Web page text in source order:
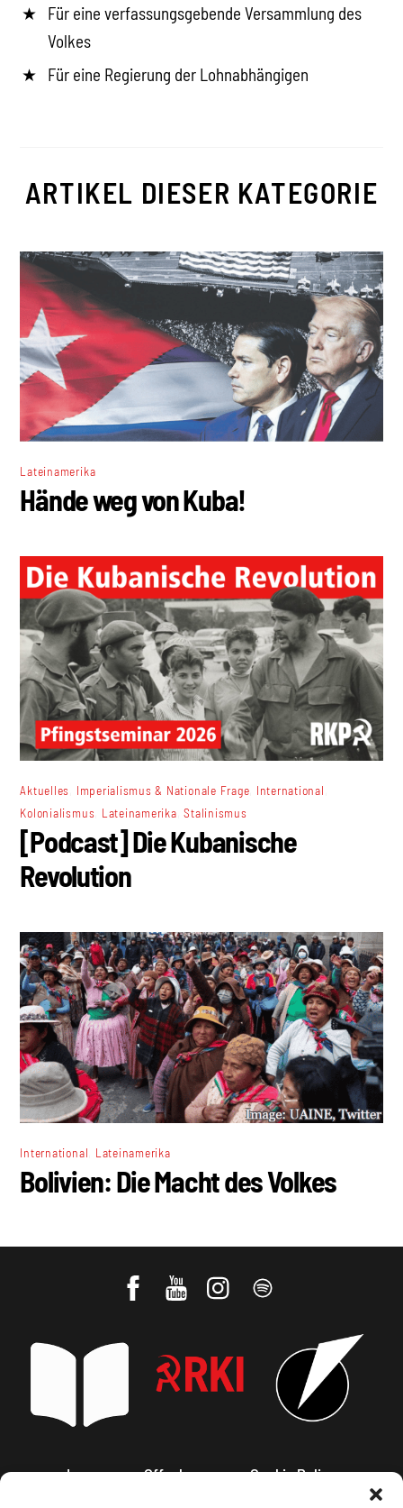
Für eine verfassungsgebende Versammlung des
Volkes
Für eine Regierung der Lohnabhängigen
ARTIKEL DIESER KATEGORIE
Lateinamerika
Hände weg von Kuba!
Aktuelles Imperialismus & Nationale Frage International
Kolonialismus Lateinamerika ,Stalinismus
[Podcast] Die Kubanische
Revolution
International Lateinamerika
Bolivien: Die Macht des Volkes
Impressum, Offenlegung Cookie Policy